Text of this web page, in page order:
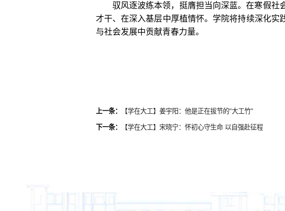
驭风逐波练本领，挺膺担当向深蓝。在寒假社
才干、在深入基层中厚植情怀。学院将持续深化实
与社会发展中贡献青春力量。
上一条： 【学在大工】姜宇阳：他是正在拔节的“大工竹”
下一条： 【学在大工】宋晓宁：怀初心守生命 以自强赴征程